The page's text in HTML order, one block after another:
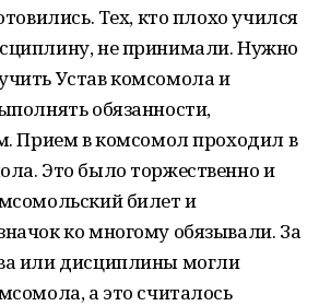
Тех, кто плохо учился
не принимали. Нужно
Устав комсомола и
обязанности,
Прием в комсомол проходил в
Это было торжественно и
билет и
ко многому обязывали. За
или дисциплины могли
а это считалось